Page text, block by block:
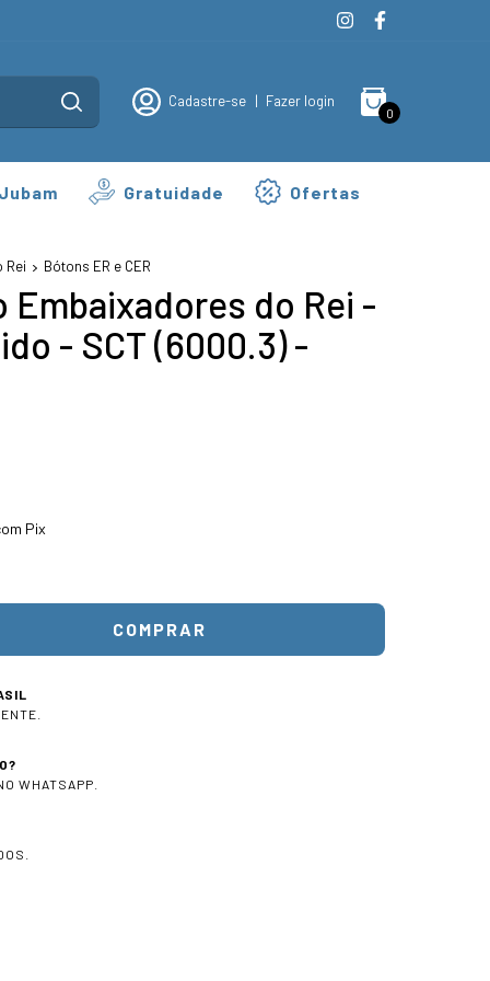
Cadastre-se | Fazer login
0
Gratuidade Ofertas
Rei Bótons ER e CER
do Rei -
- SCT (6000.3) -
Pix
WHATSAPP.